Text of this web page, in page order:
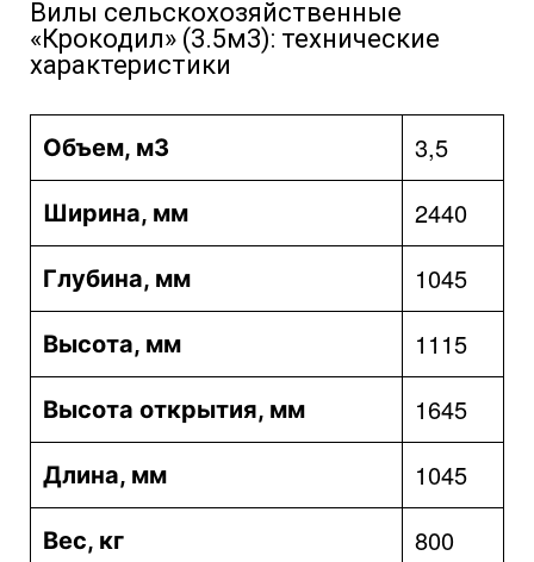
Вилы сельскохозяйственные
«Крокодил» (3.5м3): технические
характеристики
Объем, м3 3,5
Ширина, мм 2440
Глубина, мм 1045
Высота, мм 1115
Высота открытия, мм 1645
Длина, мм 1045
Вес, кг 800